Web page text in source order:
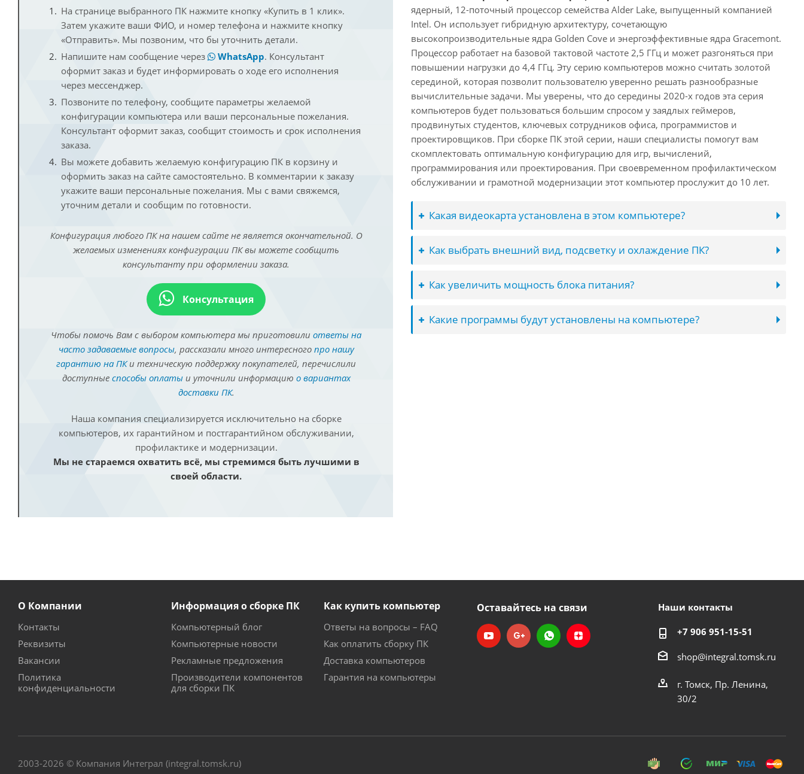
На странице выбранного ПК нажмите кнопку «Купить в 1 клик».
Затем укажите ваши ФИО, и номер телефона и нажмите кнопку
«Отправить». Мы позвоним, что бы уточнить детали.
Напишите нам сообщение через
WhatsApp. Консультант
оформит заказ и будет информировать о ходе его исполнения
через мессенджер.
Позвоните по телефону, сообщите параметры желаемой
конфигурации компьютера или ваши персональные пожелания.
Консультант оформит заказ, сообщит стоимость и срок исполнения
заказа.
Вы можете добавить желаемую конфигурацию ПК в корзину и
оформить заказ на сайте самостоятельно. В комментарии к заказу
укажите ваши персональные пожелания. Мы с вами свяжемся,
уточним детали и сообщим по готовности.
Конфигурация любого ПК на нашем сайте не является окончательной. О
желаемых изменениях конфигурации ПК вы можете сообщить
консультанту при оформлении заказа.
Консультация
Чтобы помочь Вам с выбором компьютера мы приготовили ответы на
часто задаваемые вопросы, рассказали много интересного про нашу
гарантию на ПКи техническую поддержку покупателей, перечислили
доступные способы оплатыи уточнили информацию о вариантах
доставки ПК.
Наша компания специализируется исключительно на сборке
компьютеров, их гарантийном и постгарантийном обслуживании,
профилактике и модернизации.
Мы не стараемся охватить всё, мы стремимся быть лучшими в
своей области.
ядерный, 12-поточный процессор семейства Alder Lake, выпущенный компанией
Intel. Он использует гибридную архитектуру, сочетающую
высокопроизводительные ядра Golden Cove и энергоэффективные ядра Gracemont.
Процессор работает на базовой тактовой частоте 2,5 ГГц и может разгоняться при
повышении нагрузки до 4,4 ГГц. Эту серию компьютеров можно считать золотой
серединой, которая позволит пользователю уверенно решать разнообразные
вычислительные задачи. Мы уверены, что до середины 2020-х годов эта серия
компьютеров будет пользоваться большим спросом у заядлых геймеров,
продвинутых студентов, ключевых сотрудников офиса, программистов и
проектировщиков. При сборке ПК этой серии, наши специалисты помогут вам
скомплектовать оптимальную конфигурацию для игр, вычислений,
программирования или проектирования. При своевременном профилактическом
обслуживании и грамотной модернизации этот компьютер прослужит до 10 лет.
Какая видеокарта установлена в этом компьютере?
Как выбрать внешний вид, подсветку и охлаждение ПК?
Как увеличить мощность блока питания?
Какие программы будут установлены на компьютере?
О Компании
Контакты
Реквизиты
Вакансии
Политика
конфиденциальности
Информация о сборке ПК
Компьютерный блог
Компьютерные новости
Рекламные предложения
Производители компонентов
для сборки ПК
Как купить компьютер
Ответы на вопросы – FAQ
Как оплатить сборку ПК
Доставка компьютеров
Гарантия на компьютеры
Оставайтесь на связи Наши контакты
+7 906 951-15-51
shop@integral.tomsk.ru
г. Томск, Пр. Ленина,
30/2
2003-2026 © Компания Интеграл (integral.tomsk.ru)